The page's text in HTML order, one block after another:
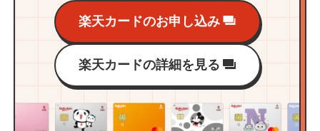
楽天カードのお申し込み
楽天カードの詳細を見る